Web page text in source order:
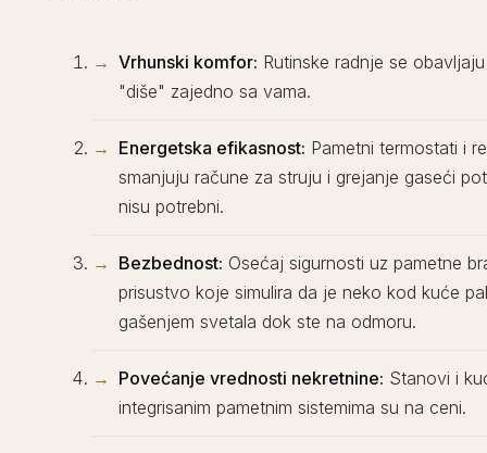
Vrhunski komfor: Rutinske radnje se
"diše" zajedno sa vama.
Energetska efikasnost: Pametni termostati i
smanjuju račune za struju i grejanje gaseći
nisu potrebni.
Bezbednost: Osećaj sigurnosti uz pametne
prisustvo koje simulira da je neko kod kuće
gašenjem svetala dok ste na odmoru.
Povećanje vrednosti nekretnine: Stanovi i
integrisanim pametnim sistemima su na ceni.